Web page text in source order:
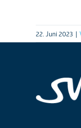
22. Juni 2023 |